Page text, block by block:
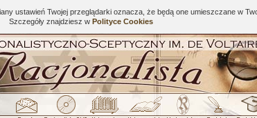
ustawień Twojej przeglądarki oznacza, że będą one umieszczane w
Szczegóły znajdziesz w Polityce Cookies